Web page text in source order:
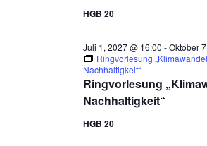
HGB 20
Ringvorlesung
Nachhaltigkeit“
Juli 1, 2027 @ 16:00 -Oktober
Ringvorlesung
Nachhaltigkeit“
HGB 20